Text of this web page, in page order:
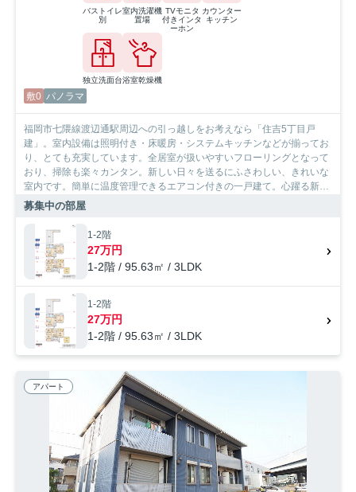
バストイレ
別
室内洗濯機
置場
TVモニタ
付きインタ
ーホン
カウンター
キッチン
独立洗面台浴室乾燥機
敷0 パノラマ
福岡市七隈線渡辺通駅周辺への引っ越しをお考えなら「住吉5丁目戸
建」。室内設備は照明付き・床暖房・システムキッチンなどが揃ってお
り、とても充実しています。全居室が扱いやすいフローリングとなって
おり、掃除も楽々カンタン。新しい日々を送るにふさわしい、きれいな
室内です。簡単に温度管理できるエアコン付きの一戸建て。心躍る新生
活に欠かせない、住まい探しのお手伝いを致します。福岡市博多区エリ
をご指名下さい。
募集中の部屋
1-2階
27万円
1-2階 / 95.63㎡ / 3LDK
1-2階
27万円
1-2階 / 95.63㎡ / 3LDK
アパート